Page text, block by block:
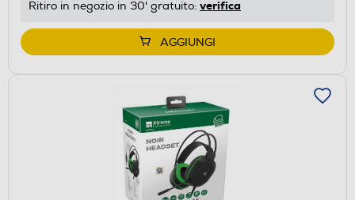
Ritiro in negozio in 30' gratuito: verifica
AGGIUNGI